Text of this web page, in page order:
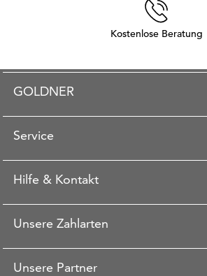
Kostenlose Beratung
GOLDNER
Service
Hilfe & Kontakt
Unsere Zahlarten
Unsere Partner